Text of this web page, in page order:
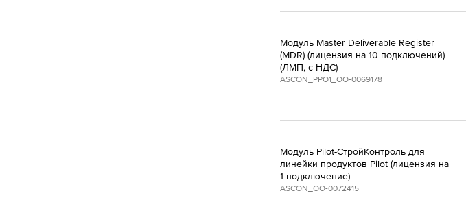
Модуль Master Deliverable Register
(MDR) (лицензия на 10 подключений)
(ЛМП, с НДС)
ASCON_PPO1_ОО-0069178
Модуль Pilot-СтройКонтроль для
линейки продуктов Pilot (лицензия на
1 подключение)
ASCON_ОО-0072415